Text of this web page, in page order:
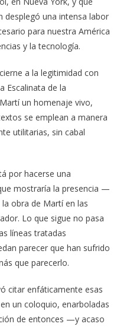
desplegó una intensa labor
para nuestra América
y la tecnología.
a la legitimidad con
Escalinata de la
un homenaje vivo,
se emplean a manera
utilitarias, sin cabal
por hacerse una
mostraría la presencia —
obra de Martí en las
Lo que sigue no pasa
líneas tratadas
parecer que han sufrido
que parecerlo.
citar enfáticamente esas
un coloquio, enarboladas
de entonces —y acaso